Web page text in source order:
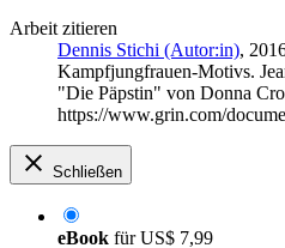
Arbeit zitieren
Dennis Stichi (Autor:in),
Kampfjungfrauen-Motivs.
"Die Päpstin" von Donna
https://www.grin.com/
Schließen
eBook fürUS$ 7,99